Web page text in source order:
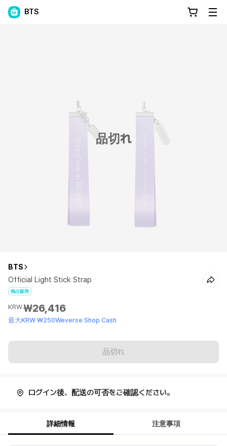
BTS
品切れ
BTS
Official Light Stick Strap
独占販売
KRW₩26,416
最大KRW ₩250Weverse Shop Cash
品切れ
ログイン後、配送の可否をご確認ください。
詳細情報 注意事項